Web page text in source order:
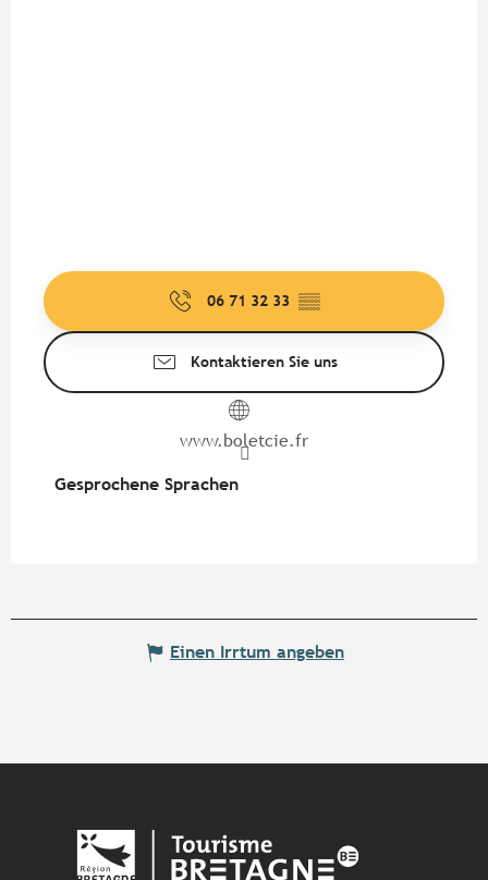
06 71 32 33 ▒▒
Kontaktieren Sie uns
www.boletcie.fr
Gesprochene Sprachen
Gesprochene Sprachen
Einen Irrtum angeben